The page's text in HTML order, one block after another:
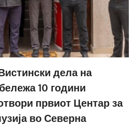
дела на
10 години
првиот Центар за
во Северна